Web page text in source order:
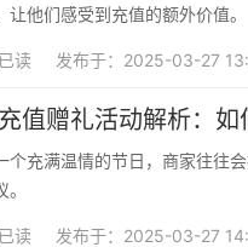
让他们感受到充值的额外价值。
读 发布于：2025-03-27
值赠礼活动解析：如
个充满温情的节日，商家往往
读 发布于：2025-03-27